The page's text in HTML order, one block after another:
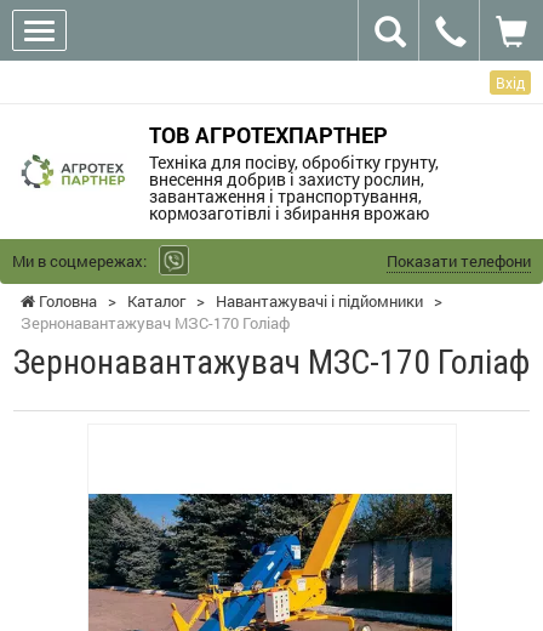
Вхід
ТОВ АГРОТЕХПАРТНЕР
Техніка для посіву, обробітку грунту,
внесення добрив і захисту рослин,
завантаження і транспортування,
кормозаготівлі і збирання врожаю
Ми в соцмережах:
Показати телефони
Головна > Каталог > Навантажувачі і підйомники >
Зернонавантажувач МЗС-170 Голіаф
Зернонавантажувач МЗС-170 Голіаф